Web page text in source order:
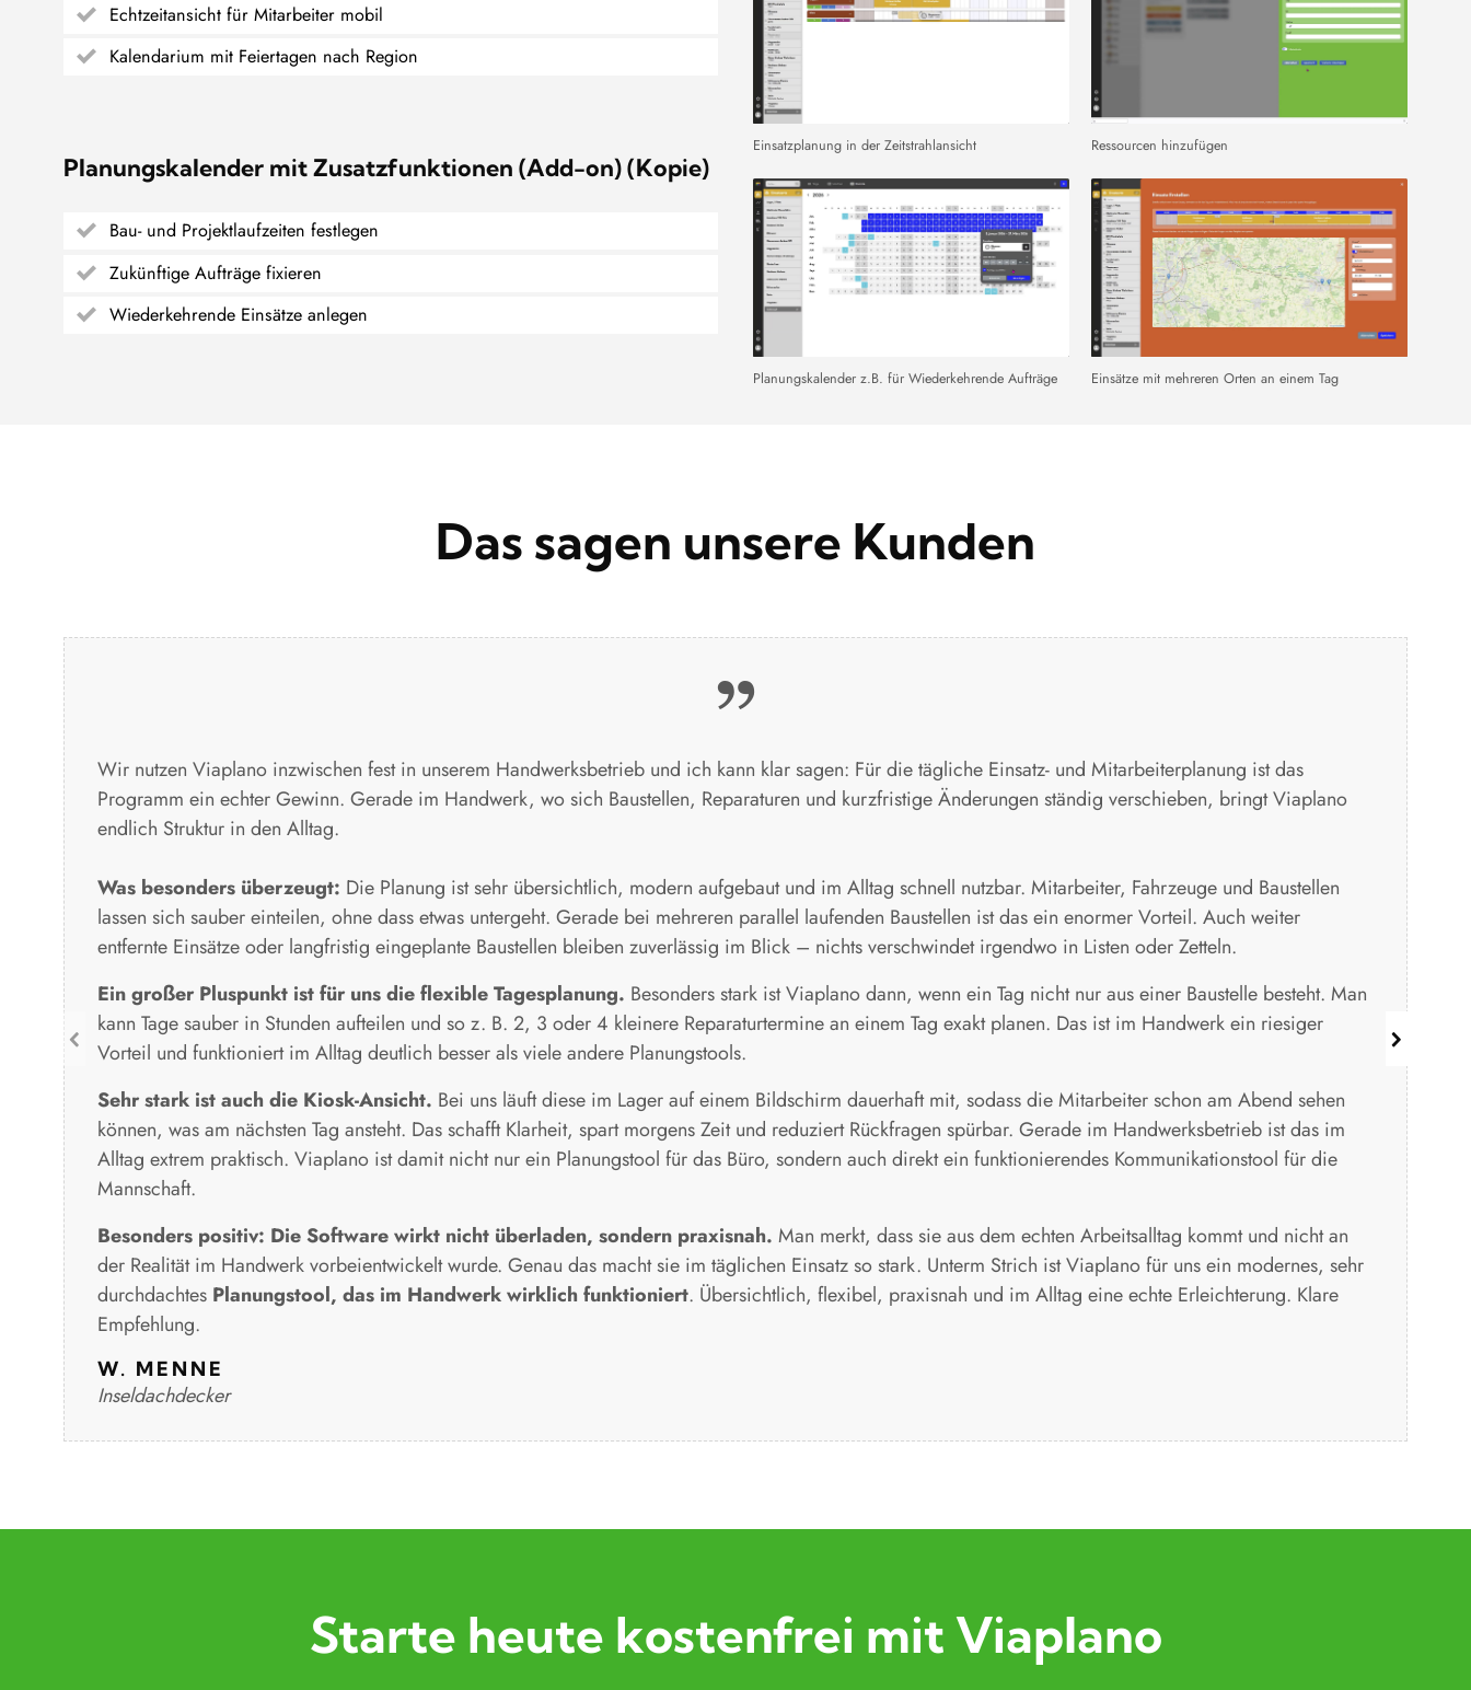
Echtzeitansicht für Mitarbeiter mobil
Kalendarium mit Feiertagen nach Region
Planungskalender mit Zusatzfunktionen (Add-on) (Kopie)
Bau- und Projektlaufzeiten festlegen
Zukünftige Aufträge fixieren
Wiederkehrende Einsätze anlegen
Einsatzplanung in der Zeitstrahlansicht Ressourcen hinzufügen
Planungskalender z.B. für Wiederkehrende Aufträge Einsätze mit mehreren Orten an einem Tag
Das sagen unsere Kunden
Wir nutzen Viaplano inzwischen fest in unserem Handwerksbetrieb und ich kann klar sagen: Für die tägliche Einsatz- und Mitarbeiterplanung ist das
Programm ein echter Gewinn. Gerade im Handwerk, wo sich Baustellen, Reparaturen und kurzfristige Änderungen ständig verschieben, bringt Viaplano
endlich Struktur in den Alltag.
Was besonders überzeugt: Die Planung ist sehr übersichtlich, modern aufgebaut und im Alltag schnell nutzbar. Mitarbeiter, Fahrzeuge und Baustellen
lassen sich sauber einteilen, ohne dass etwas untergeht. Gerade bei mehreren parallel laufenden Baustellen ist das ein enormer Vorteil. Auch weiter
entfernte Einsätze oder langfristig eingeplante Baustellen bleiben zuverlässig im Blick – nichts verschwindet irgendwo in Listen oder Zetteln.
Ein großer Pluspunkt ist für uns die flexible Tagesplanung. Besonders stark ist Viaplano dann, wenn ein Tag nicht nur aus einer Baustelle besteht. Man
kann Tage sauber in Stunden aufteilen und so z. B. 2, 3 oder 4 kleinere Reparaturtermine an einem Tag exakt planen. Das ist im Handwerk ein riesiger
Vorteil und funktioniert im Alltag deutlich besser als viele andere Planungstools.
Sehr stark ist auch die Kiosk-Ansicht. Bei uns läuft diese im Lager auf einem Bildschirm dauerhaft mit, sodass die Mitarbeiter schon am Abend sehen
können, was am nächsten Tag ansteht. Das schafft Klarheit, spart morgens Zeit und reduziert Rückfragen spürbar. Gerade im Handwerksbetrieb ist das im
Alltag extrem praktisch. Viaplano ist damit nicht nur ein Planungstool für das Büro, sondern auch direkt ein funktionierendes Kommunikationstool für die
Mannschaft.
Besonders positiv: Die Software wirkt nicht überladen, sondern praxisnah. Man merkt, dass sie aus dem echten Arbeitsalltag kommt und nicht an
der Realität im Handwerk vorbeientwickelt wurde. Genau das macht sie im täglichen Einsatz so stark. Unterm Strich ist Viaplano für uns ein modernes, sehr
durchdachtes Planungstool, das im Handwerk wirklich funktioniert. Übersichtlich, flexibel, praxisnah und im Alltag eine echte Erleichterung. Klare
Empfehlung.
W. MENNE
Inseldachdecker
Starte heute kostenfrei mit Viaplano